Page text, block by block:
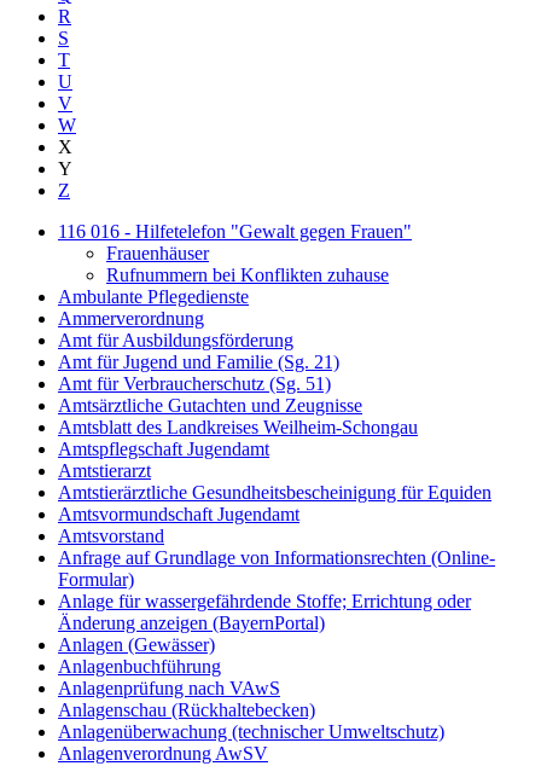
R
S
T
U
V
W
X
Y
Z
116 016 - Hilfetelefon "Gewalt gegen Frauen"
Frauenhäuser
Rufnummern bei Konflikten zuhause
Ambulante Pflegedienste
Ammerverordnung
Amt für Ausbildungsförderung
Amt für Jugend und Familie (Sg. 21)
Amt für Verbraucherschutz (Sg. 51)
Amtsärztliche Gutachten und Zeugnisse
Amtsblatt des Landkreises Weilheim-Schongau
Amtspflegschaft Jugendamt
Amtstierarzt
Amtstierärztliche Gesundheitsbescheinigung für Equiden
Amtsvormundschaft Jugendamt
Amtsvorstand
Anfrage auf Grundlage von Informationsrechten (Online-
Formular)
Anlage für wassergefährdende Stoffe; Errichtung oder
Änderung anzeigen (BayernPortal)
Anlagen (Gewässer)
Anlagenbuchführung
Anlagenprüfung nach VAwS
Anlagenschau (Rückhaltebecken)
Anlagenüberwachung (technischer Umweltschutz)
Anlagenverordnung AwSV